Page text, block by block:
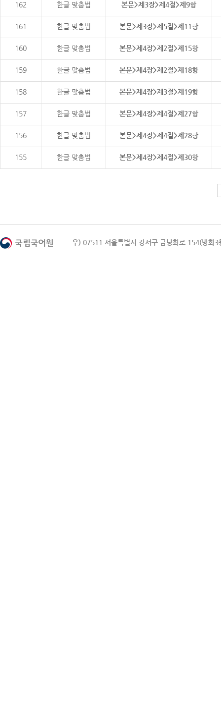
162 한글 맞춤법 본문>제3장>제4절>제9항
161 한글 맞춤법 본문>제3장>제5절>제11항
160 한글 맞춤법 본문>제4장>제2절>제15항
159 한글 맞춤법 본문>제4장>제2절>제18항
158 한글 맞춤법 본문>제4장>제3절>제19항
157 한글 맞춤법 본문>제4장>제4절>제27항
156 한글 맞춤법 본문>제4장>제4절>제28항
155 한글 맞춤법 본문>제4장>제4절>제30항
우) 07511 서울특별시 강서구 금낭화로 154(방화3